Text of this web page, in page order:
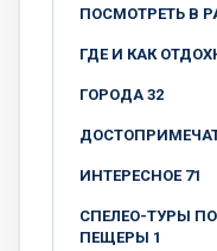
ПОСМОТРЕТЬ В
ГДЕ И КАК
ГОРОДА 32
ИНТЕРЕСНОЕ 71
СПЕЛЕО-ТУРЫ
ПЕЩЕРЫ 1